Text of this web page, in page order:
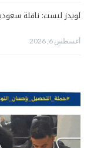
لويدز ليست: ناقلة
أغسطس 6, 2026